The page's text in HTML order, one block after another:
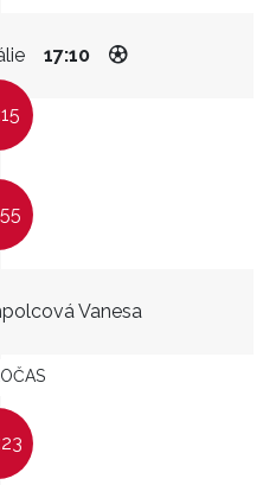
17:10
Vanesa